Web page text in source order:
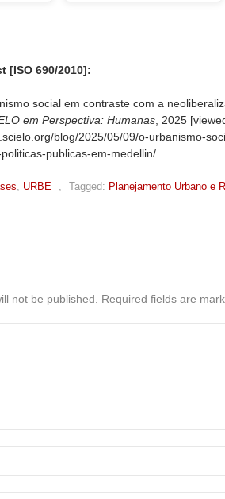
[ISO 690/2010]:
social em contraste com a
em Perspectiva: Humanas , 2025
blog/2025/05/09/o-urbanismo-
publicas-em-medellin/
URBE Tagged: Planejamento Urbano e
not be published. Required fields are